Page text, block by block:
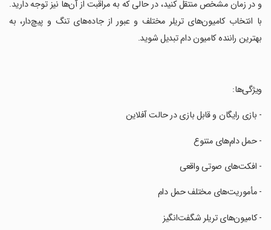
و در زمان مشخص منتقل کنید، در حالی که به مراقبت از آن‌ها نیز توجه دارید.
با انتخاب کامیون‌های تریلر مختلف و عبور از جاده‌های تنگ و پیچ‌دار، به
بهترین راننده کامیون دام تبدیل شوید.
‏ویژگی‌ها:
‏- بازی رایگان و قابل بازی در حالت آفلاین
‏- حمل دام‌های متنوع
‏- افکت‌های صوتی واقعی
‏- مأموریت‌های مختلف حمل دام
‏- کامیون‌های تریلر شگفت‌انگیز